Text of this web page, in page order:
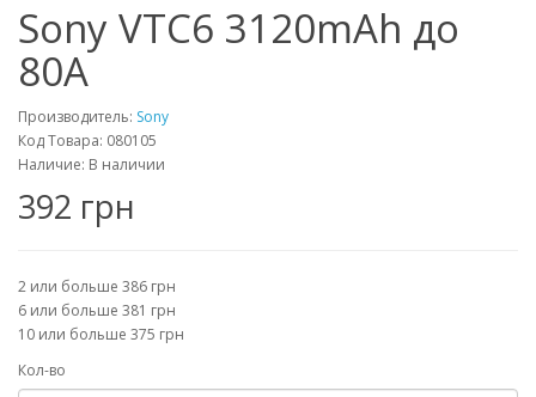
Sony VTC6 3120mAh до
80A
Производитель: Sony
Код Товара: 080105
Наличие: В наличии
392 грн
2 или больше 386 грн
6 или больше 381 грн
10 или больше 375 грн
Кол-во